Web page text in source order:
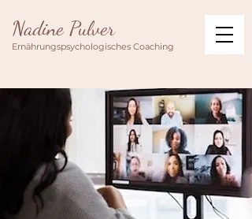
Nadine Pulver
Ernährungspsychologisches Coaching